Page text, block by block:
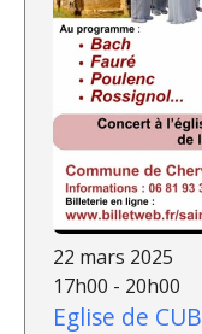
22 mars 2025
17h00 - 20h00
Eglise de